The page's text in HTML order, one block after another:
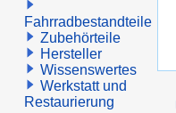
Fahrradbestandteile
Zubehörteile
Hersteller
Wissenswertes
Werkstatt und
Restaurierung